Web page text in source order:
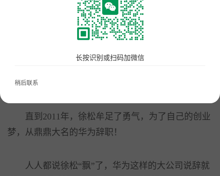
“从华为辞职后，我走上了餐饮这条不归路！”
从上大学开始，徐松就一直有一个创业梦，但因
上班。
直到2011年，徐松牟足了勇气，为了自己的创业
梦，从鼎鼎大名的华为辞职！
人人都说徐松“飘”了，华为这样的大公司说辞就
长按识别或扫码加微信
稍后联系